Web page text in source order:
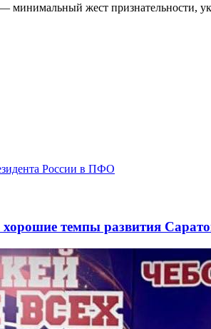
минимальный жест
России в ПФО
темпы развития